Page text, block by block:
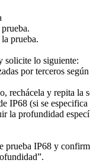
prueba.
solicite lo siguiente:
por terceros
rechácela y repita la
IP68 (si se
la profundidad
prueba IP68 y